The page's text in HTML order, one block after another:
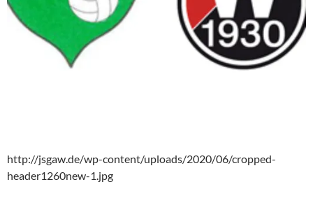
http://jsgaw.de/wp-content/uploads/2020/06/cropped-
header1260new-1.jpg